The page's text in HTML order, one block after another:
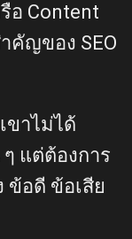
อ Content
คัญของ SEO
ขาไม่ได้
แต่ต้องการ
ข้อดี ข้อเสีย